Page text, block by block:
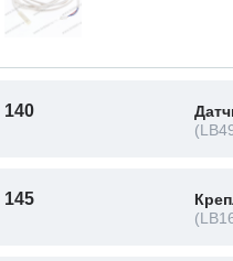
140
145